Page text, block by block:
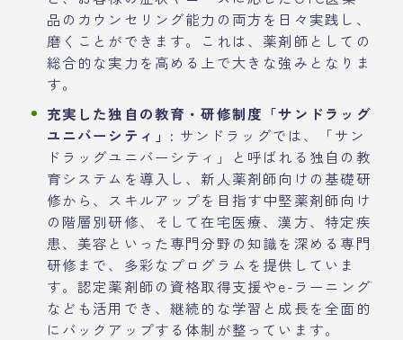
品のカウンセリング能力の両方を日々実践し、
磨くことができます。これは、薬剤師としての
総合的な実力を高める上で大きな強みとなりま
す。
充実した独自の教育・研修制度「サンドラッグ
ユニバーシティ」: サンドラッグでは、「サン
ドラッグユニバーシティ」と呼ばれる独自の教
育システムを導入し、新人薬剤師向けの基礎研
修から、スキルアップを目指す中堅薬剤師向け
の階層別研修、そして在宅医療、漢方、特定疾
患、美容といった専門分野の知識を深める専門
研修まで、多彩なプログラムを提供していま
す。認定薬剤師の資格取得支援やe-ラーニング
なども活用でき、継続的な学習と成長を全面的
にバックアップする体制が整っています。